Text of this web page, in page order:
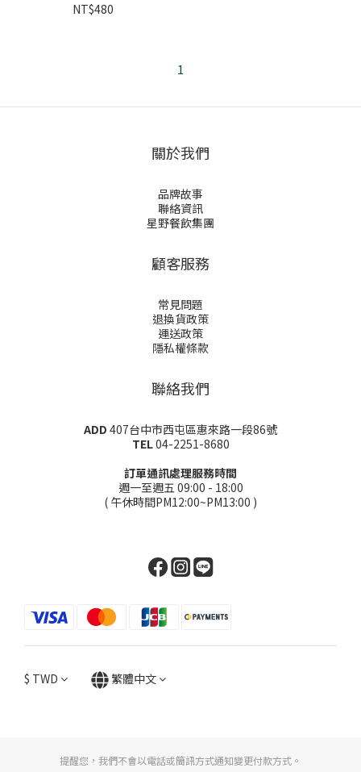
NT$480
1
關於我們
品牌故事
聯絡資訊
星野餐飲集團
顧客服務
常見問題
退換貨政策
運送政策
隱私權條款
聯絡我們
ADD 407台中市西屯區惠來路一段86號
TEL04-2251-8680
訂單通訊處理服務時間
週一至週五 09:00 - 18:00
( 午休時間PM12:00~PM13:00 )
$ TWD 繁體中文
提醒您，我們不會以電話或簡訊方式通知變更付款方式。